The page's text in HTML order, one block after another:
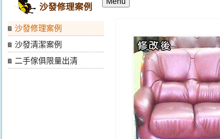
沙發修理案例
沙發修理案例
沙發清潔案例
二手傢俱限量出清